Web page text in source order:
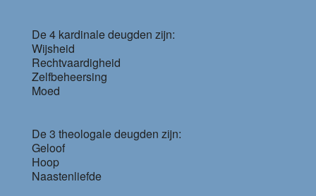
De 4 kardinale deugden zijn:
Wijsheid
Rechtvaardigheid
Zelfbeheersing
Moed
De 3 theologale deugden zijn:
Geloof
Hoop
Naastenliefde